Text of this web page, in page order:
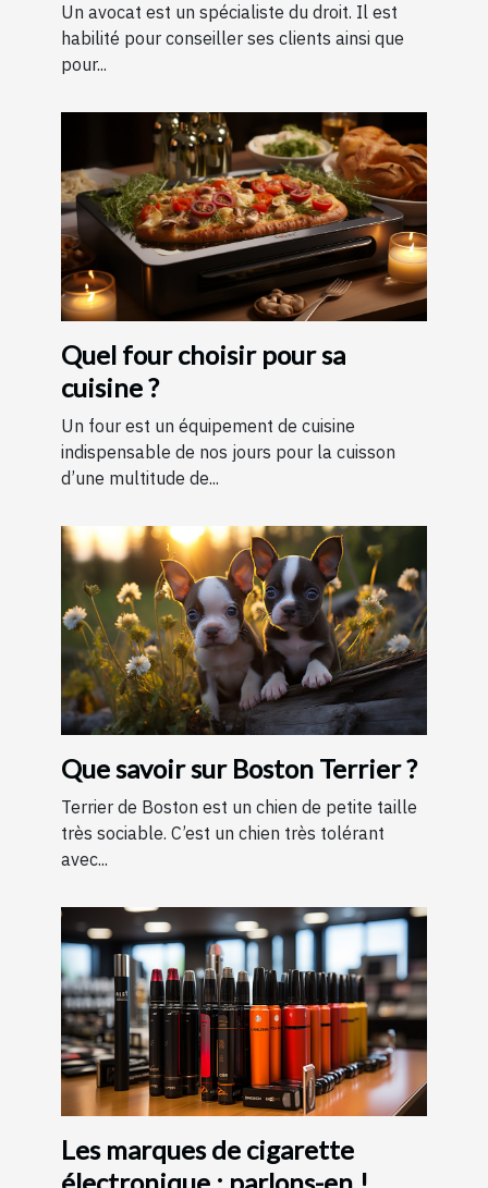
Un avocat est un spécialiste du droit. Il est
habilité pour conseiller ses clients ainsi que
pour...
Quel four choisir pour sa
cuisine ?
Un four est un équipement de cuisine
indispensable de nos jours pour la cuisson
d’une multitude de...
Que savoir sur Boston Terrier ?
Terrier de Boston est un chien de petite taille
très sociable. C’est un chien très tolérant
avec...
Les marques de cigarette